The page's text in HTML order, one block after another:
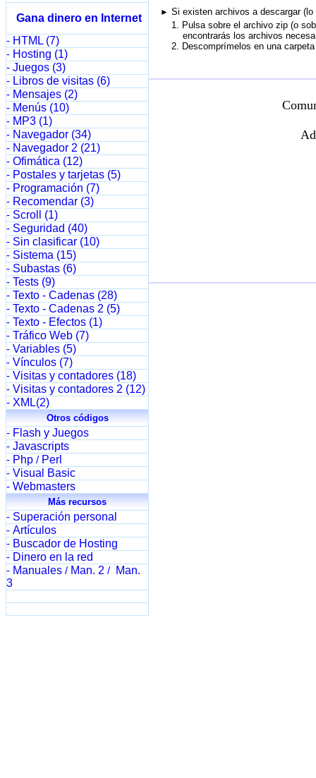
Gana dinero en Internet
- HTML (7)
- Hosting (1)
- Juegos (3)
- Libros de visitas (6)
- Mensajes (2)
- Menús (10)
- MP3 (1)
- Navegador (34)
- Navegador 2 (21)
- Ofimática (12)
- Postales y tarjetas (5)
- Programación (7)
- Recomendar (3)
- Scroll (1)
- Seguridad (40)
- Sin clasificar (10)
- Sistema (15)
- Subastas (6)
- Tests (9)
- Texto - Cadenas (28)
- Texto - Cadenas 2 (5)
- Texto - Efectos (1)
- Tráfico Web (7)
- Variables (5)
- Vínculos (7)
- Visitas y contadores (18)
- Visitas y contadores 2 (12)
- XML(2)
Otros códigos
- Flash y Juegos
- Javascripts
- Php / Perl
- Visual Basic
- Webmasters
Más recursos
- Superación personal
- Artículos
- Buscador de Hosting
- Dinero en la red
- Manuales / Man. 2 /
Man.
3
► Si existen archivos a descargar
1. Pulsa sobre el archivo zip (o
encontrarás los archivos
2. Descomprímelos en una